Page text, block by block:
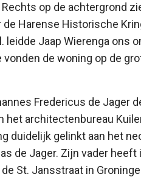
op de achtergrond
Harense Historische
leidde Jaap Wierenga ons
vonden de woning op de
Fredericus de Jager
het architectenbureau
duidelijk gelinkt aan het
de Jager. Zijn vader heeft
St. Jansstraat in